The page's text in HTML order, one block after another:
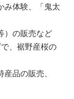
み体験、「鬼太
）の販売など
、裾野産桜の
品の販売、